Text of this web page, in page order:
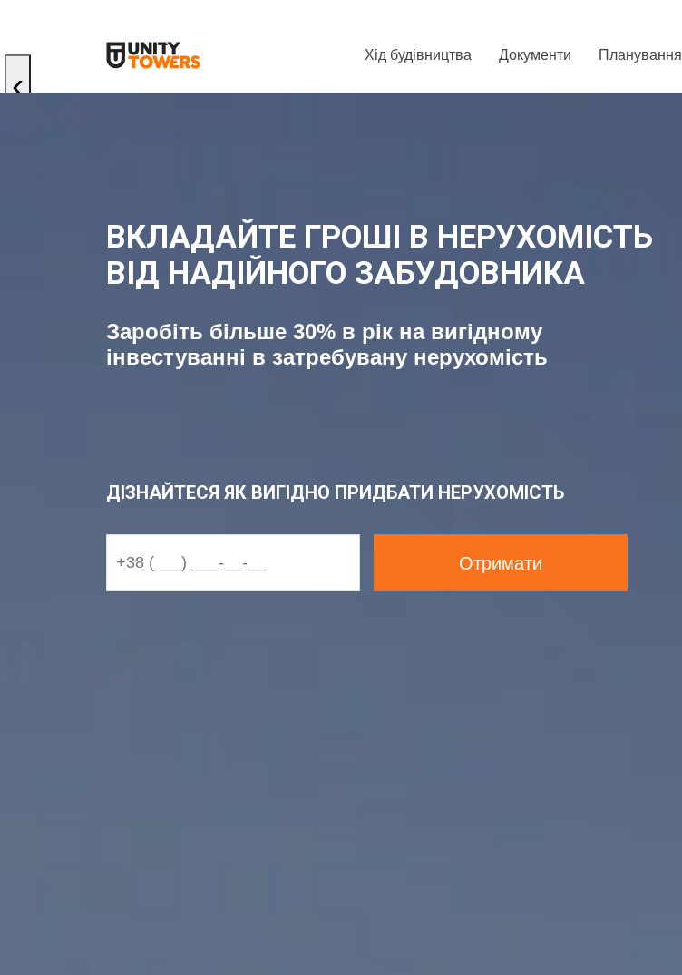
Хід будівництва Документи Планування
ВКЛАДАЙТЕ ГРОШІ В НЕРУХОМІСТЬ
ВІД НАДІЙНОГО ЗАБУДОВНИКА
Заробіть більше 30% в рік на вигідному
інвестуванні в затребувану нерухомість
ДІЗНАЙТЕСЯ ЯК ВИГІДНО ПРИДБАТИ НЕРУХОМІСТЬ
‹